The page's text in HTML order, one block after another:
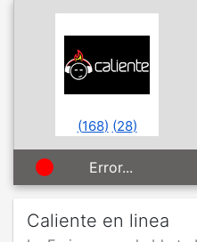
(168) (28)
Error...
Caliente en linea